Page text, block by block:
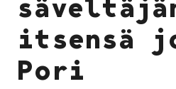
itsensä
Pori